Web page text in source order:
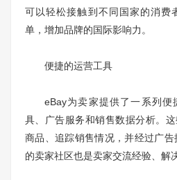
可以轻松接触到不同国家的消费
单，增加品牌的国际影响力。
便捷的运营工具
eBay为卖家提供了一系列便
具、广告服务和销售数据分析。
商品、追踪销售情况，并经过广
的卖家社区也是卖家交流经验、解